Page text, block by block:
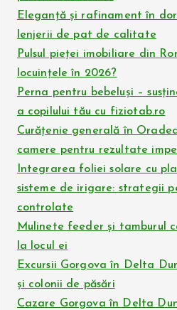
Eleganță și rafinament în
lenjerii de pat de calitate
Pulsul pieței imobiliare din
locuințele în 2026?
Perna pentru bebeluși –
a copilului tău cu fiziotab.ro
Curățenie generală în
camere pentru rezultate
Integrarea foliei solare cu
sisteme de irigare: strategii
controlate
Mulinete feeder și tamburul
la locul ei
Excursii Gorgova în Delta
și colonii de păsări
Cazare Gorgova în Delta